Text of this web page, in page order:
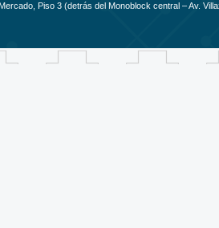
Piso 3 (detrás del Monoblock central – Av.